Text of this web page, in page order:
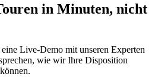
in Minuten, nicht
Live-Demo mit unseren Experten
wie wir Ihre Disposition